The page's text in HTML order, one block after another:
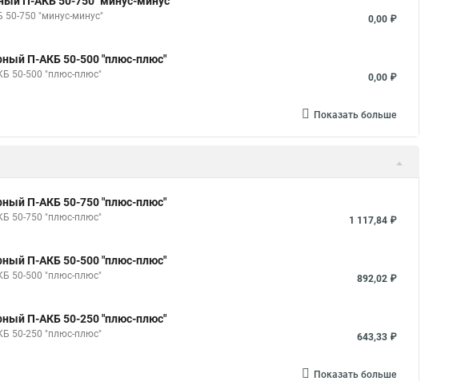
50-750 "минус-минус" 0,00 ₽
П-АКБ 50-500 "плюс-плюс"
50-500 "плюс-плюс" 0,00 ₽
Показать больше
П-АКБ 50-750 "плюс-плюс"
50-750 "плюс-плюс" 1 117,84 ₽
П-АКБ 50-500 "плюс-плюс"
50-500 "плюс-плюс" 892,02 ₽
П-АКБ 50-250 "плюс-плюс"
50-250 "плюс-плюс" 643,33 ₽
Показать больше